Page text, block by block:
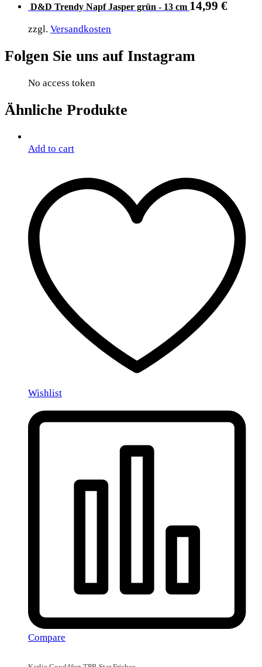
D&D Trendy Napf Jasper grün - 13 cm 14,99 €
zzgl. Versandkosten
Folgen Sie uns auf Instagram
No access token
Ähnliche Produkte
Add to cart
Wishlist
Compare